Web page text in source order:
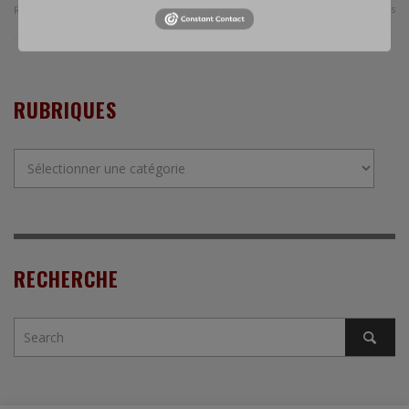
Read more 0 Comments
RUBRIQUES
RECHERCHE